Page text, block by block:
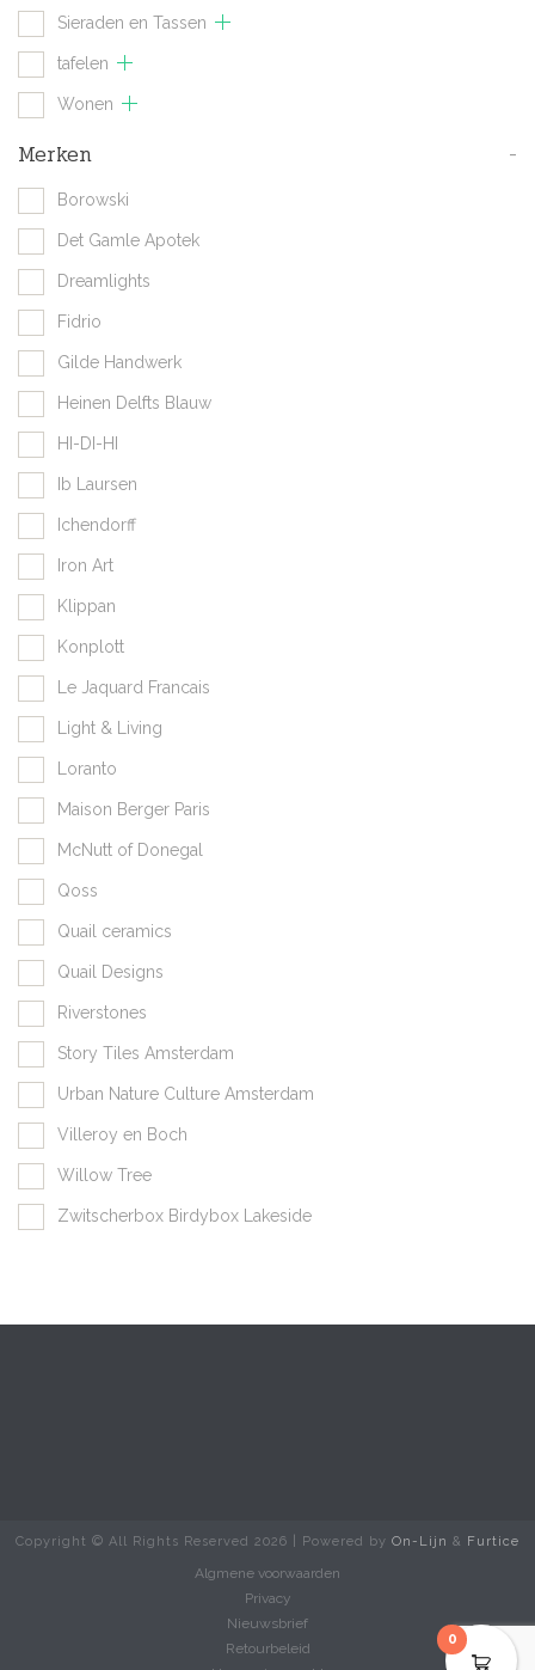
Sieraden en Tassen
tafelen
Wonen
Merken -
Borowski
Det Gamle Apotek
Dreamlights
Fidrio
Gilde Handwerk
Heinen Delfts Blauw
HI-DI-HI
Ib Laursen
Ichendorff
Iron Art
Klippan
Konplott
Le Jaquard Francais
Light & Living
Loranto
Maison Berger Paris
McNutt of Donegal
Qoss
Quail ceramics
Quail Designs
Riverstones
Story Tiles Amsterdam
Urban Nature Culture Amsterdam
Villeroy en Boch
Willow Tree
Zwitscherbox Birdybox Lakeside
Copyright © All Rights Reserved 2026 | Powered by On-Lijn & Furtice
Algmene voorwaarden
Privacy
Nieuwsbrief
Retourbeleid
0